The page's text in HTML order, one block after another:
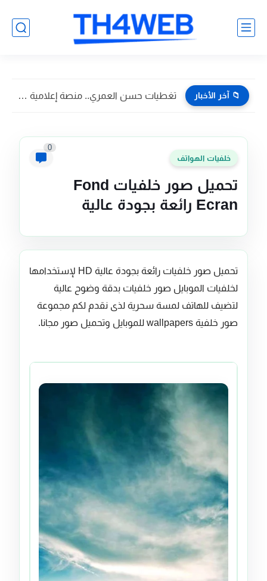
📁 آخر الأخبار كيف تمكن موقع عربي من تطوير تقنية حديثة لعمل قوالب...
خلفيات الهواتف
0
تحميل صور خلفيات Fond
Ecran رائعة بجودة عالية
تحميل صور خلفيات رائعة بجودة عالية HD لإستخدامها
لخلفيات الموبايل صور خلفيات بدقة وضوح عالية
لتضيف للهاتف لمسة سحرية لذى نقدم لكم مجموعة
صور خلفية wallpapers للموبايل وتحميل صور مجانا.